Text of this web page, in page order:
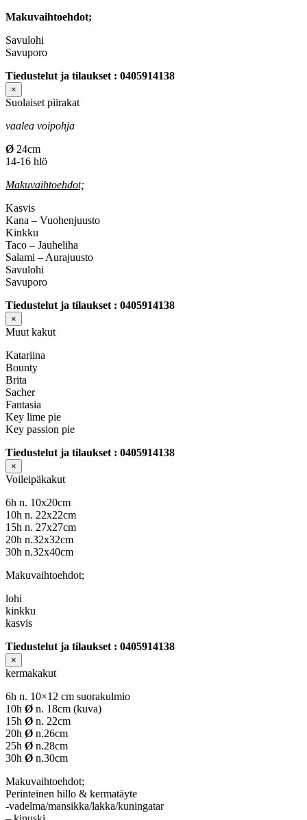
Makuvaihtoehdot;
Savulohi
Savuporo
Tiedustelut ja tilaukset : 0405914138
×
Suolaiset piirakat
vaalea voipohja
Ø 24cm
14-16 hlö
Makuvaihtoehdot;
Kasvis
Kana – Vuohenjuusto
Kinkku
Taco – Jauheliha
Salami – Aurajuusto
Savulohi
Savuporo
Tiedustelut ja tilaukset : 0405914138
×
Muut kakut
Katariina
Bounty
Brita
Sacher
Fantasia
Key lime pie
Key passion pie
Tiedustelut ja tilaukset : 0405914138
×
Voileipäkakut
6h n. 10x20cm
10h n. 22x22cm
15h n. 27x27cm
20h n.32x32cm
30h n.32x40cm
Makuvaihtoehdot;
lohi
kinkku
kasvis
Tiedustelut ja tilaukset : 0405914138
×
kermakakut
6h n. 10×12 cm suorakulmio
10h Ø n. 18cm (kuva)
15h Ø n. 22cm
20h Ø n.26cm
25h Ø n.28cm
30h Ø n.30cm
Makuvaihtoehdot;
Perinteinen hillo & kermatäyte
-vadelma/mansikka/lakka/kuningatar